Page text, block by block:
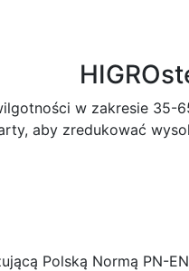
w zakresie 35-
aby zredukować
Polską Normą PN-EN